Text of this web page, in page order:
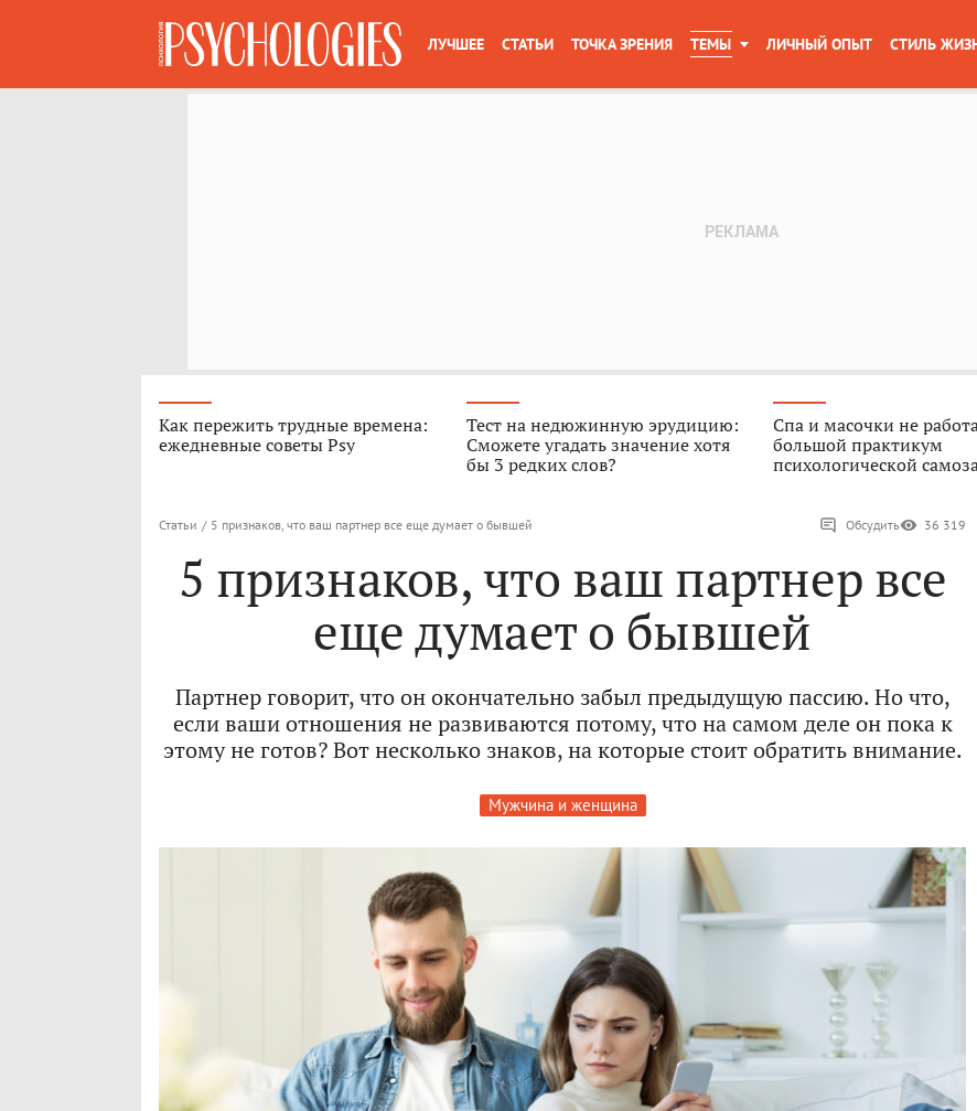
ЛУЧШЕЕ СТАТЬИ ТОЧКА ЗРЕНИЯ ТЕМЫ ЛИЧНЫЙ ОПЫТ СТИЛЬ
Как пережить трудные времена:
ежедневные советы Psy
Тест на недюжинную эрудицию:
Сможете угадать значение хотя
бы 3 редких слов?
Спа и масочки не
большой практикум
психологической
Статьи / 5 признаков, что ваш партнер все еще думает о бывшей Обсудить 36 319
5 признаков, что ваш партнер все
еще думает о бывшей
Партнер говорит, что он окончательно забыл предыдущую пассию. Но что,
если ваши отношения не развиваются потому, что на самом деле он пока к
этому не готов? Вот несколько знаков, на которые стоит обратить внимание.
Мужчина и женщина